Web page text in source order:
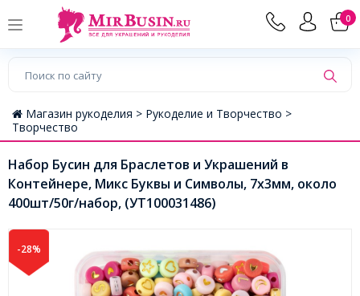
0
Магазин рукоделия > Рукоделие и Творчество >
Творчество
Набор Бусин для Браслетов и Украшений в
Контейнере, Микс Буквы и Символы, 7х3мм, около
400шт/50г/набор, (УТ100031486)
-28%